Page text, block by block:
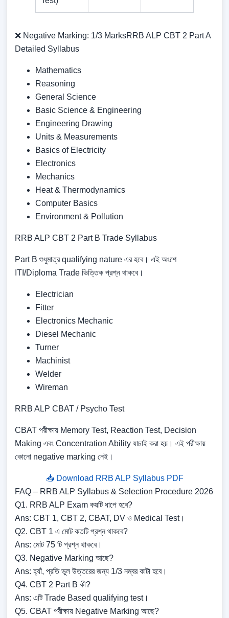
❌ Negative Marking: 1/3 MarksRRB ALP CBT 2 Part A
Detailed Syllabus
Mathematics
Reasoning
General Science
Basic Science & Engineering
Engineering Drawing
Units & Measurements
Basics of Electricity
Electronics
Mechanics
Heat & Thermodynamics
Computer Basics
Environment & Pollution
RRB ALP CBT 2 Part B Trade Syllabus
Part B শুধুমাত্র qualifying nature এর হবে। এই অংশে
ITI/Diploma Trade ভিত্তিক প্রশ্ন থাকবে।
Electrician
Fitter
Electronics Mechanic
Diesel Mechanic
Turner
Machinist
Welder
Wireman
RRB ALP CBAT / Psycho Test
CBAT পরীক্ষায় Memory Test, Reaction Test, Decision
Making এবং Concentration Ability যাচাই করা হয়। এই পরীক্ষায়
কোনো negative marking নেই।
📥 Download RRB ALP Syllabus PDF
FAQ – RRB ALP Syllabus & Selection Procedure 2026
Q1. RRB ALP Exam কয়টি ধাপে হবে?
Ans: CBT 1, CBT 2, CBAT, DV ও Medical Test।
Q2. CBT 1 এ মোট কতটি প্রশ্ন থাকবে?
Ans: মোট 75 টি প্রশ্ন থাকবে।
Q3. Negative Marking আছে?
Ans: হ্যাঁ, প্রতি ভুল উত্তরের জন্য 1/3 নম্বর কাটা হবে।
Q4. CBT 2 Part B কী?
Ans: এটি Trade Based qualifying test।
Q5. CBAT পরীক্ষায় Negative Marking আছে?